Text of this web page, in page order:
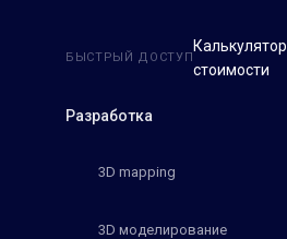
Разработка
3D mapping
3D моделирование
БЫСТРЫЙ ДОСТУП
Калькулятор
стоимости